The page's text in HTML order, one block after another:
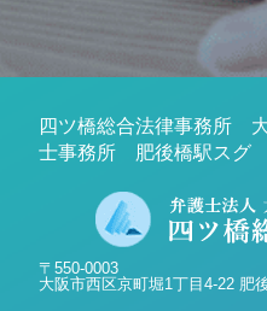
四ツ橋総合法律事務所
士事務所 肥後橋駅スグ
〒550-0003
大阪市西区京町堀1丁目4-22 肥